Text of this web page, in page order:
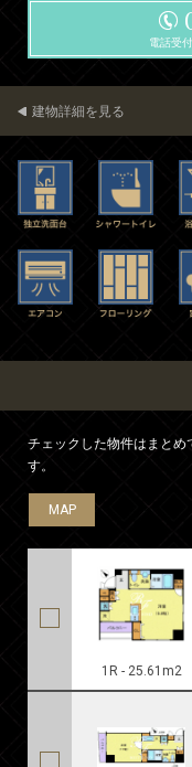
電話受
建物詳細を見る
チェックした物件はまとめ
す。
MAP
1R - 25.61m2
MAP
MAP
MAP
MAP
MAP
MAP
MAP
MAP